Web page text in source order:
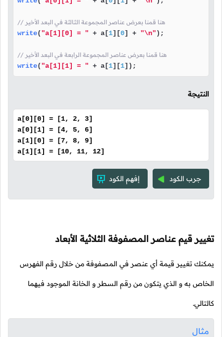
// هنا قمنا بعرض عناصر المجموعة الثالثة في البعد الأخير
write("a[1][0] = " + a[1][0] + "\n");
// هنا قمنا بعرض عناصر المجموعة الرابعة في البعد الأخير
write("a[1][1] = " + a[1][1]);
النتيجة
a[0][0] = [1, 2, 3]
a[0][1] = [4, 5, 6]
a[1][0] = [7, 8, 9]
a[1][1] = [10, 11, 12]
جرب الكود إفهم الكود
تغيير قيم عناصر المصفوفة الثلاثية الأبعاد
يمكنك تغيير قيمة أي عنصر في المصفوفة من خلال رقم الفهرس
الخاص به و الذي يتكون من رقم السطر و الخانة الموجود فيهما
كالتالي.
مثال